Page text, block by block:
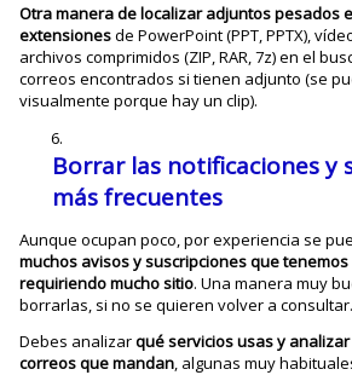
Otra manera de localizar adjuntos pesados
extensionesde PowerPoint (PPT, PPTX),
archivos comprimidos (ZIP, RAR, 7z) en el
correos encontrados si tienen adjunto (se
visualmente porque hay un clip).
Borrar las notificaciones y
más frecuentes
Aunque ocupan poco, por experiencia se
muchos avisos y suscripciones que
requiriendo mucho sitio. Una manera muy
borrarlas, si no se quieren volver a consultar.
Debes analizarqué servicios usas y
correos que mandan, algunas muy